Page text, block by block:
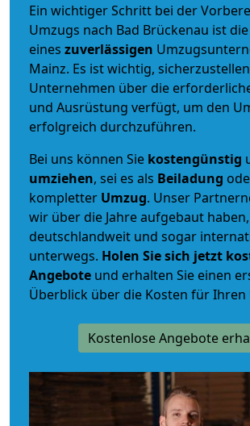
Ein wichtiger Schritt bei der
Umzugs nach Bad Brückenau ist
eines zuverlässigen
Mainz. Es ist wichtig,
Unternehmen über die
und Ausrüstung verfügt, um den
erfolgreich durchzuführen.
Bei uns können Sie kostengünstig
umziehen, sei es als Beiladung
kompletter Umzug. Unser
wir über die Jahre aufgebaut
deutschlandweit und sogar
unterwegs. Holen Sie sich jetzt
Angebote und erhalten Sie einen
Überblick über die Kosten für Ihren
Kostenlose Angebote